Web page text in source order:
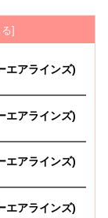
エアラインズ)
エアラインズ)
エアラインズ)
エアラインズ)